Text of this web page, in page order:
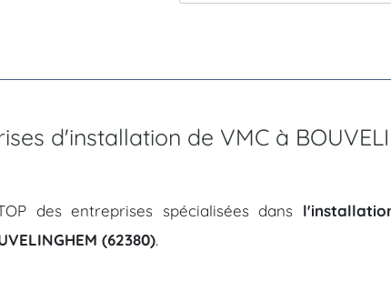
d'installation de VMC à
des entreprises spécialisées dans
(62380).